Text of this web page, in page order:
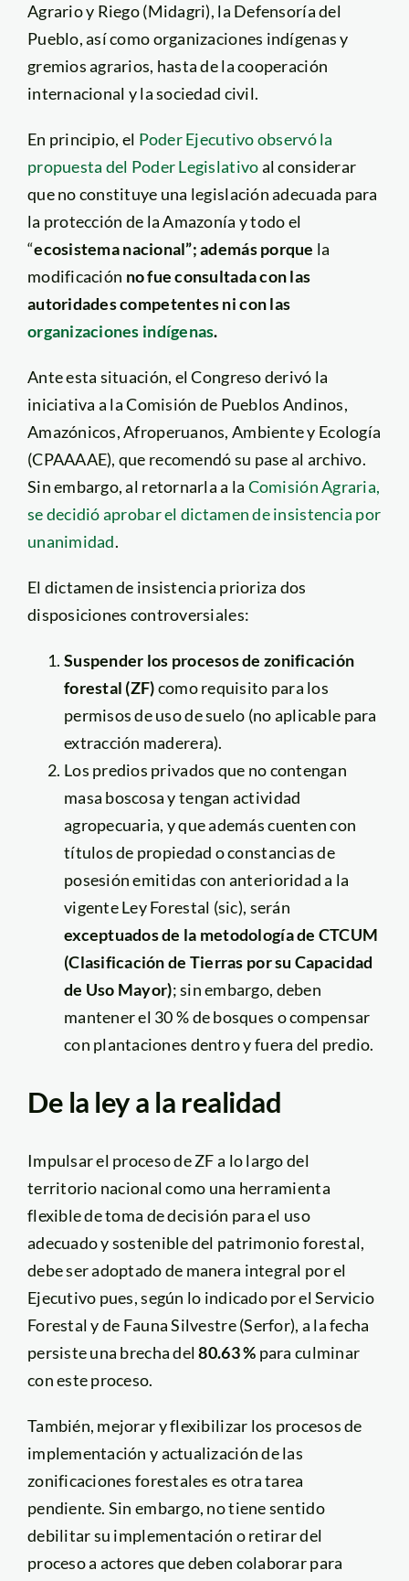
Agrario y Riego (Midagri), la Defensoría del
Pueblo, así como organizaciones indígenas y
gremios agrarios, hasta de la cooperación
internacional y la sociedad civil.
En principio, el Poder Ejecutivo observó la
propuesta del Poder Legislativoal considerar
que no constituye una legislación adecuada para
la protección de la Amazonía y todo el
“ecosistema nacional”; además porque la
modificación no fue consultada con las
autoridades competentes ni con las
organizaciones indígenas.
Ante esta situación, el Congreso derivó la
iniciativa a la Comisión de Pueblos Andinos,
Amazónicos, Afroperuanos, Ambiente y Ecología
(CPAAAAE), que recomendó su pase al archivo.
Sin embargo, al retornarla a la Comisión Agraria,
se decidió aprobar el dictamen de insistencia por
unanimidad.
El dictamen de insistencia prioriza dos
disposiciones controversiales:
Suspender los procesos de zonificación
forestal (ZF)como requisito para los
permisos de uso de suelo (no aplicable para
extracción maderera).
Los predios privados que no contengan
masa boscosa y tengan actividad
agropecuaria, y que además cuenten con
títulos de propiedad o constancias de
posesión emitidas con anterioridad a la
vigente Ley Forestal (sic), serán
exceptuados de la metodología de CTCUM
(Clasificación de Tierras por su Capacidad
de Uso Mayor); sin embargo, deben
mantener el 30 % de bosques o compensar
con plantaciones dentro y fuera del predio.
De la ley a la realidad
Impulsar el proceso de ZF a lo largo del
territorio nacional como una herramienta
flexible de toma de decisión para el uso
adecuado y sostenible del patrimonio forestal,
debe ser adoptado de manera integral por el
Ejecutivo pues, según lo indicado por el Servicio
Forestal y de Fauna Silvestre (Serfor), a la fecha
persiste una brecha del80.63 % para culminar
con este proceso.
También, mejorar y flexibilizar los procesos de
implementación y actualización de las
zonificaciones forestales es otra tarea
pendiente. Sin embargo, no tiene sentido
debilitar su implementación o retirar del
proceso a actores que deben colaborar para